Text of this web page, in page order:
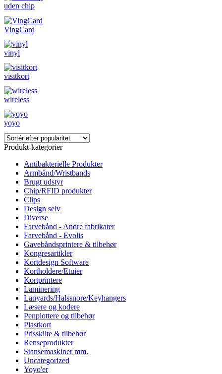
uden chip
VingCard
vinyl
visitkort
wireless
yoyo
Produkt-kategorier
Antibakterielle Produkter
Armbånd/Wristbands
Brugt udstyr
Chip/RFID produkter
Clips
Design selv
Diverse
Farvebånd - Andre fabrikater
Farvebånd - Evolis
Gavebåndsprintere & tilbehør
Kongresartikler
Kortdesign Software
Kortholdere/Etuier
Kortprintere
Laminering
Lanyards/Halssnore/Keyhangers
Læsere og kodere
Penplottere og tilbehør
Plastkort
Prisskilte & tilbehør
Renseprodukter
Stansemaskiner mm.
Uncategorized
Yoyo'er